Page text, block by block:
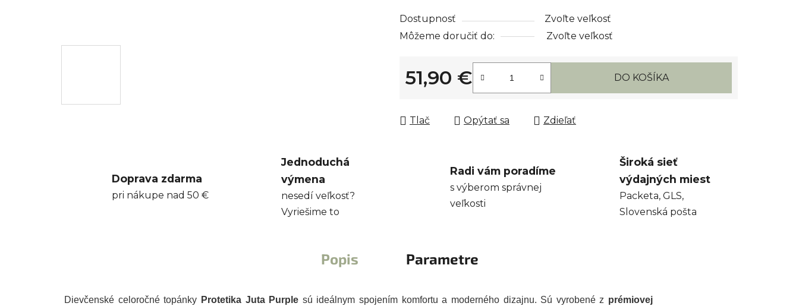
Dostupnosť
Zvoľte veľkosť
Môžeme doručiť do:
Zvoľte veľkosť
51,90 €
Jednotková cena:
DO KOŠÍKA
Tlač Opýtať sa Zdieľať
Doprava zdarma
pri nákupe nad 50 €
Jednoduchá
výmena
nesedí veľkosť?
Vyriešime to
Radi vám poradíme
s výberom správnej
veľkosti
Široká sieť
výdajných miest
Packeta, GLS,
Slovenská pošta
Popis Parametre
Dievčenské celoročné topánky Protetika Juta Purple sú ideálnym spojením komfortu a moderného dizajnu. Sú vyrobené z prémiovej